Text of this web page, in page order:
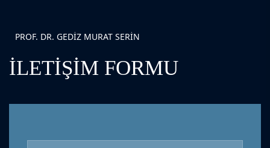
PROF. DR. GEDIZ MURAT SERIN
İLETIŞIM FORMU